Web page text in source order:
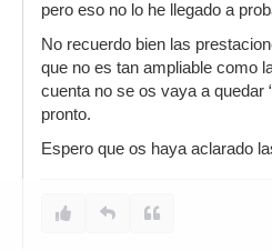
pero eso no lo he llegado a
No recuerdo bien las
que no es tan ampliable como
cuenta no se os vaya a quedar
pronto.
Espero que os haya aclarado